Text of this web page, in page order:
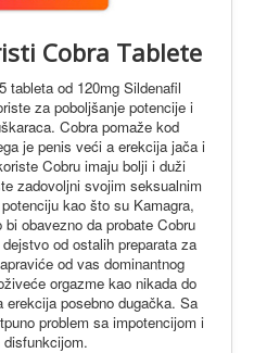
Cobra Tablete
tableta od 120mg Sildenafil
za poboljšanje potencije i
Cobra pomaže kod
je penis veći a erekcija jača i
Cobru imaju bolji i duži
zadovoljni svojim seksualnim
kao što su Kamagra,
obavezno da probate Cobru
od ostalih preparata za
od vas dominantnog
orgazme kao nikada do
posebno dugačka. Sa
problem sa impotencijom i